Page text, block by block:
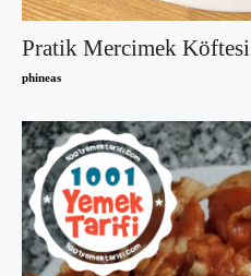
Pratik Mercimek Köftesi
phineas